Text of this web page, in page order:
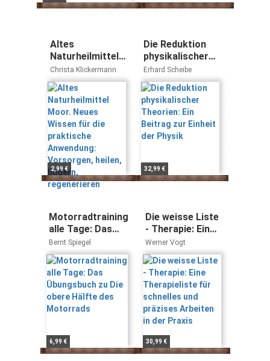
Altes
Naturheilmittel
Moor. Neues
Wissen für die
praktische
Anwendung:
Vorsorgen,
heilen, lindern,
regenerieren
Christa Klickermann
2,99 €
Die Reduktion
physikalischer
Theorien: Ein
Beitrag zur
Einheit der
Physik
Erhard Scheibe
32,99 €
Motorradtraining
alle Tage: Das
Übungsbuch zu
Die obere Hälfte
des Motorrads
Bernt Spiegel
6,99 €
Die weisse Liste
- Therapie: Eine
Therapieliste für
schnelles und
präzises
Arbeiten in der
Praxis
Werner Vogt
30,99 €